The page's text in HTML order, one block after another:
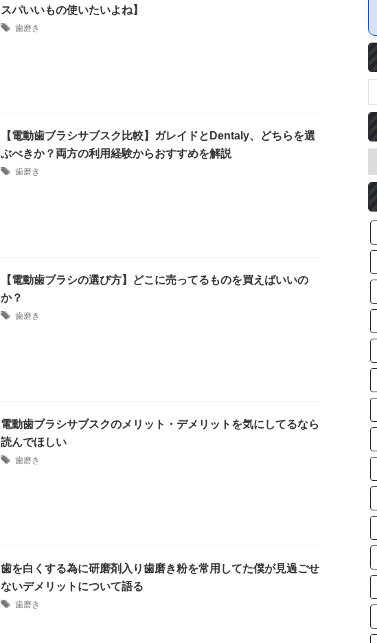
スパいいもの使いたいよね】
歯磨き
【電動歯ブラシサブスク比較】ガレイドとDentaly、どちらを選
ぶべきか？両方の利用経験からおすすめを解説
歯磨き
【電動歯ブラシの選び方】どこに売ってるものを買えばいいの
か？
歯磨き
電動歯ブラシサブスクのメリット・デメリットを気にしてるなら
読んでほしい
歯磨き
歯を白くする為に研磨剤入り歯磨き粉を常用してた僕が見過ごせ
ないデメリットについて語る
歯磨き